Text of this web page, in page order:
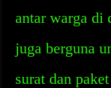
antar warga di
juga berguna
surat dan